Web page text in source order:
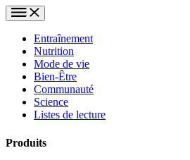
Entraînement
Nutrition
Mode de vie
Bien-Être
Communauté
Science
Listes de lecture
Produits